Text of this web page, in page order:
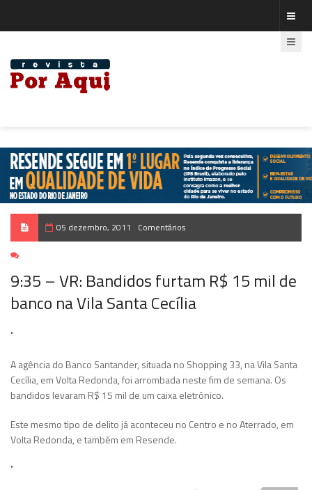
05 dezembro, 2011 Comentários
9:35 – VR: Bandidos furtam R$ 15 mil de
banco na Vila Santa Cecília
"
A agência do Banco Santander, situada no Shopping 33, na Vila Santa
Cecília, em Volta Redonda, foi arrombada neste fim de semana. Os
bandidos levaram R$ 15 mil de um caixa eletrônico.
Este mesmo tipo de delito já aconteceu no Centro e no Aterrado, em
Volta Redonda, e também em Resende.
"